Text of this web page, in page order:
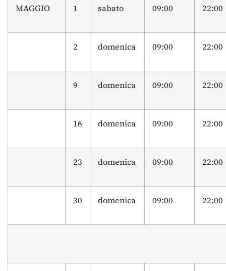
MAGGIO 1 sabato 09:00 22:00
2 domenica 09:00 22:00
9 domenica 09:00 22:00
16 domenica 09:00 22:00
23 domenica 09:00 22:00
30 domenica 09:00 22:00